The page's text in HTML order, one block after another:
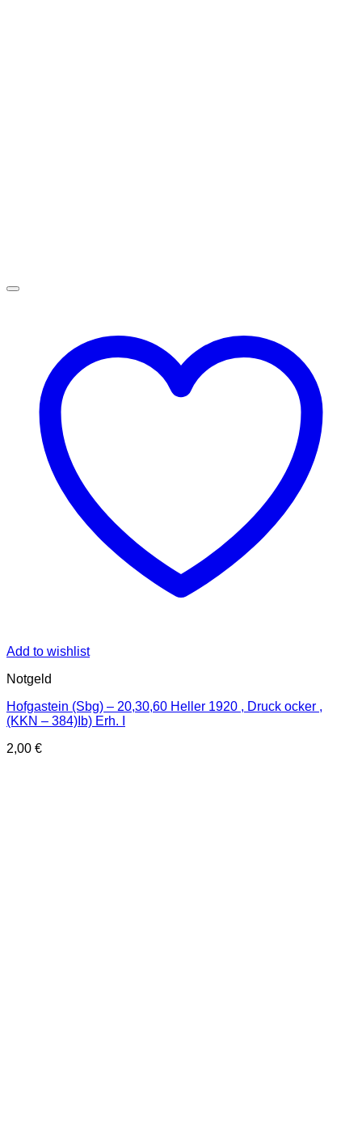
Add to wishlist
Notgeld
Hofgastein (Sbg) – 20,30,60 Heller 1920 , Druck ocker ,
(KKN – 384)Ib) Erh. I
2,00 €